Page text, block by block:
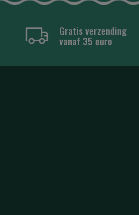
Gratis verzending
vanaf 35 euro